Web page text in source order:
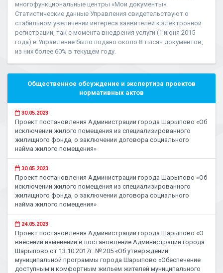
многофункциональные центры «Мои документы».
Статистические данные Управления свидетельствуют о
стабильном увеличении интереса заявителей к электронной
регистрации, так с момента внедрения услуги (1 июня 2015
года) в Управление было подано около 8 тысяч документов,
из них более 60% в текущем году.
Общественное обсуждение и экспертиза проектов
нормативных актов
30.05.2023
Проект постановления Администрации города Шарыпово «Об
исключении жилого помещения из специализированного
жилищного фонда, о заключении договора социального
найма жилого помещения»
30.05.2023
Проект постановления Администрации города Шарыпово «Об
исключении жилого помещения из специализированного
жилищного фонда, о заключении договора социального
найма жилого помещения»
24.05.2023
Проект постановления Администрации города Шарыпово «О
внесении изменений в постановление Администрации города
Шарыпово от 13.10.2017г. № 205 «Об утверждении
муниципальной программы города Шарыпово «Обеспечение
доступным и комфортным жильем жителей муниципального